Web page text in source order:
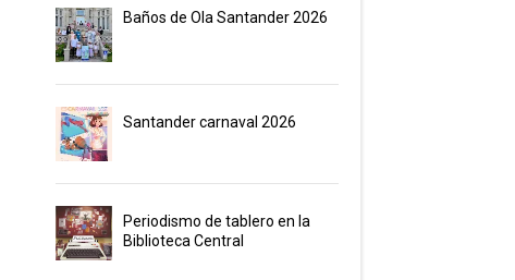
Baños de Ola Santander 2026
Santander carnaval 2026
Periodismo de tablero en la
Biblioteca Central